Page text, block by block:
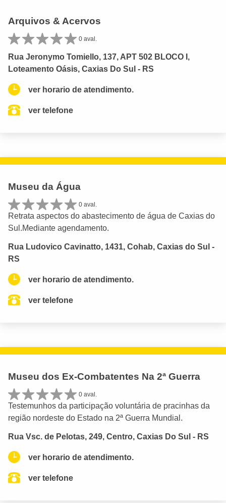
Arquivos & Acervos
0 aval.
Rua Jeronymo Tomiello, 137, APT 502 BLOCO I,
Loteamento Oásis, Caxias Do Sul - RS
ver horario de atendimento.
ver telefone
Museu da Água
0 aval.
Retrata aspectos do abastecimento de água de Caxias do
Sul.Mediante agendamento.
Rua Ludovico Cavinatto, 1431, Cohab, Caxias do Sul -
RS
ver horario de atendimento.
ver telefone
Museu dos Ex-Combatentes Na 2ª Guerra
0 aval.
Testemunhos da participação voluntária de pracinhas da
região nordeste do Estado na 2ª Guerra Mundial.
Rua Vsc. de Pelotas, 249, Centro, Caxias Do Sul - RS
ver horario de atendimento.
ver telefone